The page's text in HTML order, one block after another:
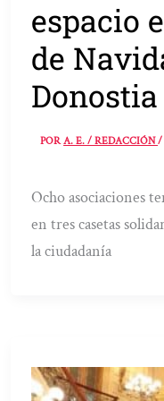
espacio
de
Donostia
PORA. E. / REDACCIÓN
Ocho asociaciones
en tres casetas
la ciudadanía